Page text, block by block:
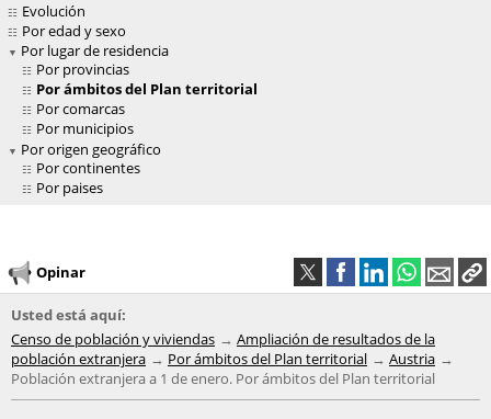
Evolución
Por edad y sexo
Por lugar de residencia
Por provincias
Por ámbitos del Plan territorial
Por comarcas
Por municipios
Por origen geográfico
Por continentes
Por paises
Opinar
Usted está aquí:
Censo de población y viviendas
Ampliación de resultados de la
población extranjera
Por ámbitos del Plan territorial
Austria
Población extranjera a 1 de enero. Por ámbitos del Plan territorial